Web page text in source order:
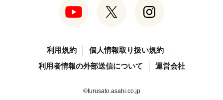
利用規約
個人情報取り扱い規約
利用者情報の外部送信について
運営会社
©furusato.asahi.co.jp